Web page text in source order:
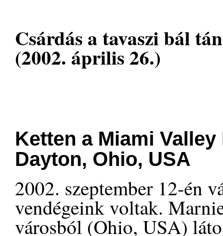
Csárdás a tavaszi bál
(2002. április 26.)
Ketten a Miami
Dayton, Ohio, USA
2002. szeptember 12-én
vendégeink voltak.
városból (Ohio, USA)